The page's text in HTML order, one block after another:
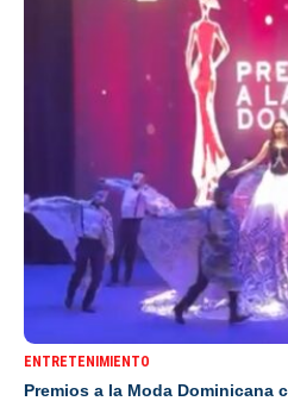
ENTRETENIMIENTO
Premios a la Moda Dominicana